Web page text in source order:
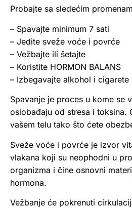
Probajte sa sledećim
– Spavajte minimum 7 sati
– Jedite sveže voće i povrće
– Vežbajte ili šetajte
– Koristite HORMON BALANS
– Izbegavajte alkohol i cigarete
Spavanje je proces u kome se
oslobađaju od stresa i toksina.
vašem telu tako što ćete
Sveže voće i povrće je izvor
vlakana koji su neophodni u
organizma i čine osnovni
hormona.
Vežbanje će pokrenuti